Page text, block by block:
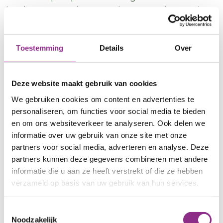
Toestemming Details Over
Deze website maakt gebruik van cookies
We gebruiken cookies om content en advertenties te
personaliseren, om functies voor social media te bieden
en om ons websiteverkeer te analyseren. Ook delen we
informatie over uw gebruik van onze site met onze
partners voor social media, adverteren en analyse. Deze
partners kunnen deze gegevens combineren met andere
informatie die u aan ze heeft verstrekt of die ze hebben
verzameld op basis van uw gebruik van hun services.
Noodzakelijk
harder moet werken voor de verwarming, en de
zonnepanelen tegelijk minder opbrengen
doordat er minder zonlicht is. Behalve een lage
energierekening merken we ook meer comfort. In
de winter is het net zo behaaglijk als in ons vorige
het echt koeler. Een houten huis is wel wat
gehoriger.”
Regenwater afgekoppeld
“De tuin is klimaatbestendiger gemaakt. Zo
hebben we in de achtertuin de regenpijpen
afgezaagd, ontkoppeld dus van het riool. Twee
regenpijpen hebben we aangesloten op
achtertuin in. Zo gaat het regenwater niet